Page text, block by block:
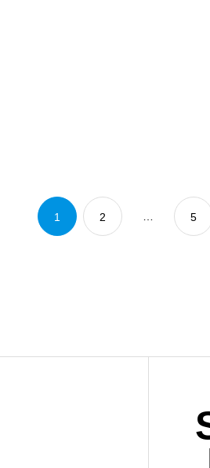
1 2 5